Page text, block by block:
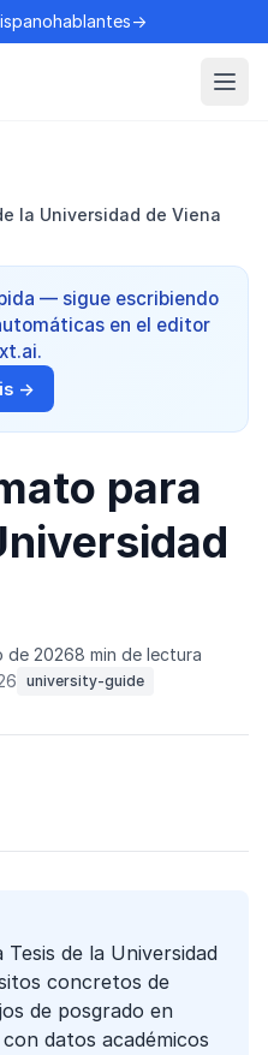
la Universidad de Viena
— sigue escribiendo
en el editor
→
para
de 20268 min de lectura
university-guide
de la Universidad
concretos de
de posgrado en
datos académicos